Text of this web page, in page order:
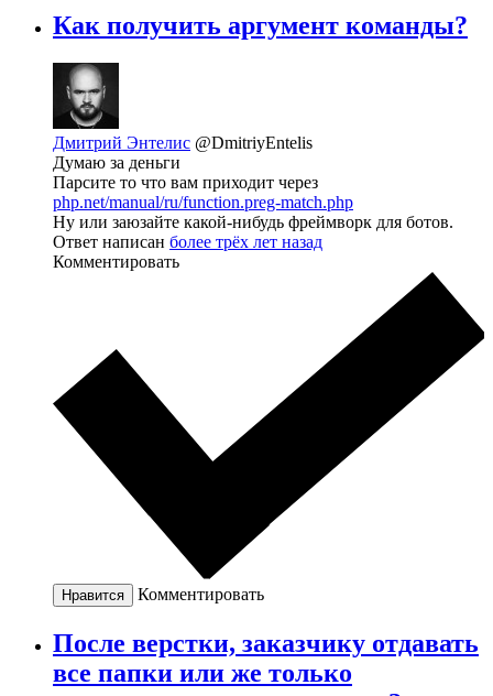
Как получить аргумент команды?
Дмитрий Энтелис @DmitriyEntelis
Думаю за деньги
Парсите то что вам приходит через
php.net/manual/ru/function.preg-match.php
Ну или заюзайте какой-нибудь фреймворк для ботов.
Ответ написан более трёх лет назад
Комментировать
Нравится Комментировать
После верстки, заказчику отдавать
все папки или же только